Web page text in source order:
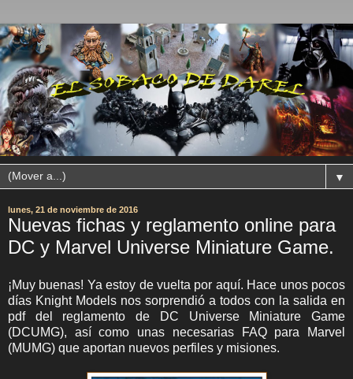
▼
lunes, 21 de noviembre de 2016
Nuevas fichas y reglamento online para
DC y Marvel Universe Miniature Game.
¡Muy buenas! Ya estoy de vuelta por aquí. Hace unos pocos
días Knight Models nos sorprendió a todos con la salida en
pdf del reglamento de DC Universe Miniature Game
(DCUMG), así como unas necesarias FAQ para Marvel
(MUMG) que aportan nuevos perfiles y misiones.